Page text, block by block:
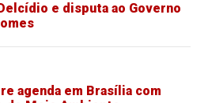
e disputa ao Governo
agenda em Brasília com